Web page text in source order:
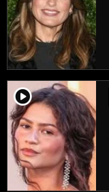
player2